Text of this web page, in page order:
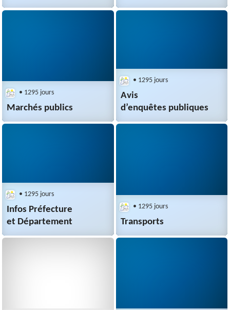
• 1295 jours
Marchés publics
• 1295 jours
Avis
d’enquêtes publiques
• 1295 jours
Infos Préfecture
et Département
• 1295 jours
Transports